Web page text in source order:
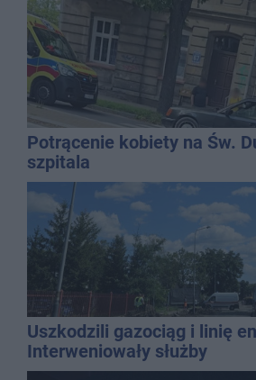
Potrącenie kobiety na Św.
szpitala
Uszkodzili gazociąg i linię
Interweniowały służby